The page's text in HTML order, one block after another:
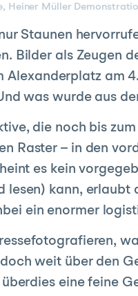
Heiner Müller
Staunen
Bilder als Zeugen
am
was wurde aus
die noch bis
Raster – in den
es kein
lesen) kann,
ein enormer
weit über den
eine feine